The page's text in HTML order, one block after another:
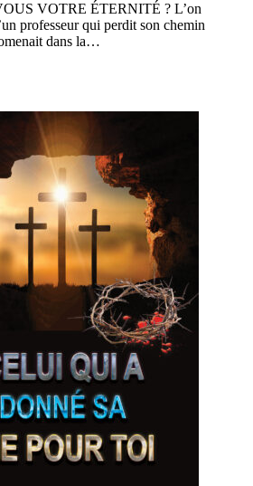
VOTRE ÉTERNITÉ ? L’on
professeur qui perdit son chemin
dans la…